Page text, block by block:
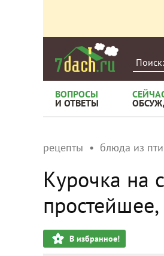
ВОПРОСЫ
И ОТВЕТЫ
рецепты блюда из
Курочка на
В избранное!